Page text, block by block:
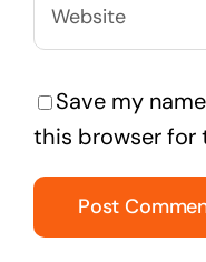
Save my
this browser for